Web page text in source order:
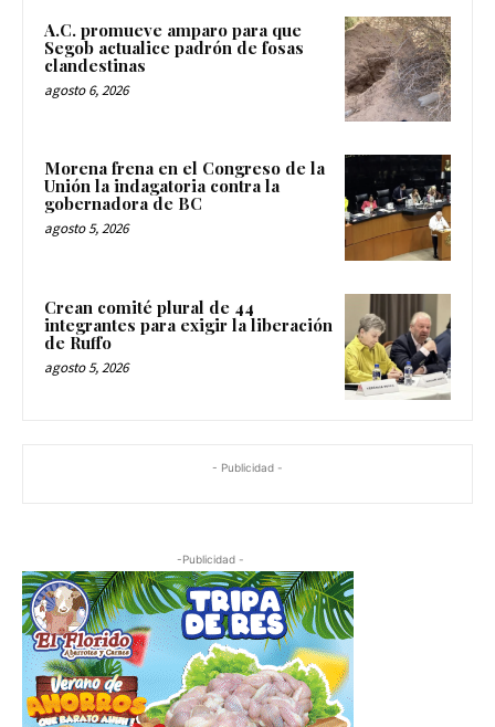
A.C. promueve amparo para que
Segob actualice padrón de fosas
clandestinas
agosto 6, 2026
Morena frena en el Congreso de la
Unión la indagatoria contra la
gobernadora de BC
agosto 5, 2026
Crean comité plural de 44
integrantes para exigir la liberación
de Ruffo
agosto 5, 2026
- Publicidad -
-Publicidad -